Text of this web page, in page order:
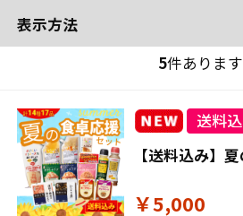
表示方法
5件あります
【送料込み】
￥5,000